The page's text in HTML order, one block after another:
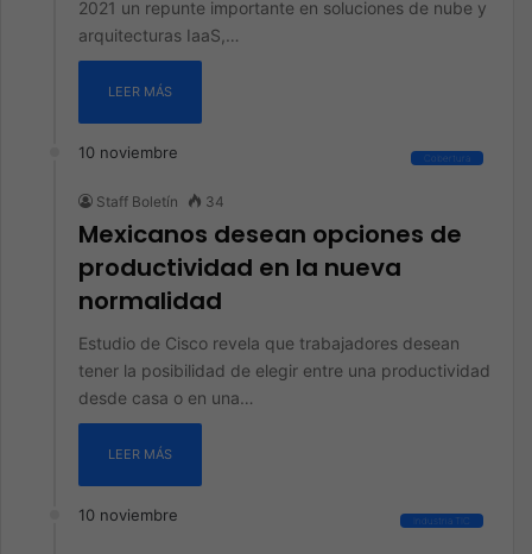
2021 un repunte importante en soluciones de nube y
arquitecturas IaaS,…
LEER MÁS
10 noviembre Cobertura
Staff Boletín 34
Mexicanos desean opciones de
productividad en la nueva
normalidad
Estudio de Cisco revela que trabajadores desean
tener la posibilidad de elegir entre una productividad
desde casa o en una…
LEER MÁS
10 noviembre Industria TIC